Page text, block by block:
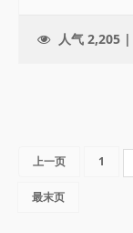
人气 2,205 |
上一页 1
最末页